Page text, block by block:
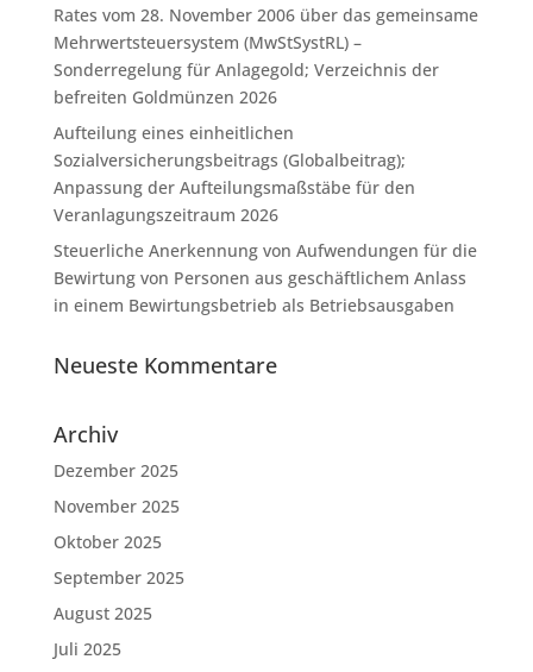
Rates vom 28. November 2006 über das gemeinsame
Mehrwertsteuersystem (MwStSystRL) –
Sonderregelung für Anlagegold; Verzeichnis der
befreiten Goldmünzen 2026
Aufteilung eines einheitlichen
Sozialversicherungsbeitrags (Globalbeitrag);
Anpassung der Aufteilungsmaßstäbe für den
Veranlagungszeitraum 2026
Steuerliche Anerkennung von Aufwendungen für die
Bewirtung von Personen aus geschäftlichem Anlass
in einem Bewirtungsbetrieb als Betriebsausgaben
Neueste Kommentare
Archiv
Dezember 2025
November 2025
Oktober 2025
September 2025
August 2025
Juli 2025